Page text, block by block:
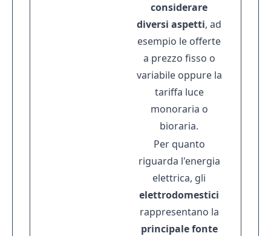
considerare
diversi aspetti, ad
esempio le offerte
a prezzo fisso o
variabile oppure la
tariffa luce
monoraria o
bioraria.
Per quanto
riguarda l'energia
elettrica, gli
elettrodomestici
rappresentano la
principale fonte